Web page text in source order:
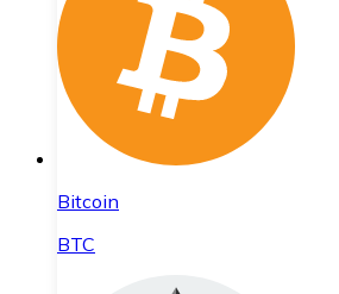
Bitcoin
BTC